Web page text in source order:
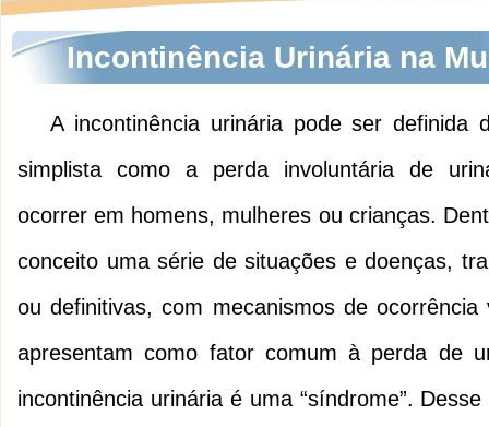
Incontinência Urinária na
A incontinência urinária pode ser definida
simplista como a perda involuntária de
ocorrer em homens, mulheres ou crianças.
conceito uma série de situações e doenças,
ou definitivas, com mecanismos de ocorrência
apresentam como fator comum à perda de
incontinência urinária é uma “síndrome”.